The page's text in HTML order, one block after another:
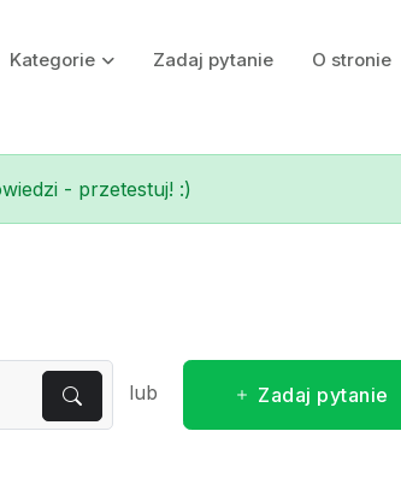
Kategorie Zadaj pytanie O stronie
- przetestuj! :)
lub Zadaj pytanie